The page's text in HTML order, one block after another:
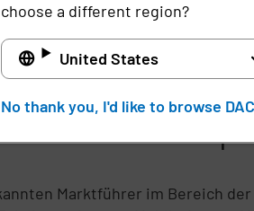
Marktführer im Bereich
choose a different region?
United States
No thank you, I'd like to browse